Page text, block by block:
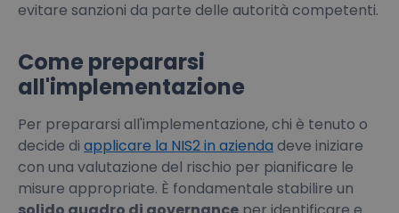
evitare sanzioni da parte delle autorità competenti.
Come prepararsi
all'implementazione
Per prepararsi all'implementazione, chi è tenuto o
decide di applicare la NIS2 in azienda deve iniziare
con una valutazione del rischio per pianificare le
misure appropriate. È fondamentale stabilire un